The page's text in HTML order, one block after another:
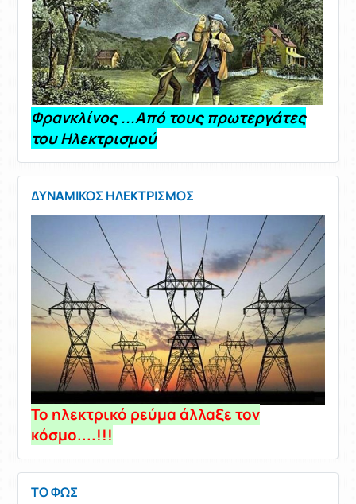
Φρανκλίνος ...Από τους πρωτεργάτες
του Ηλεκτρισμού
ΔΥΝΑΜΙΚΟΣ ΗΛΕΚΤΡΙΣΜΟΣ
Το ηλεκτρικό ρεύμα άλλαξε τον
κόσμο....!!!
TΟ ΦΩΣ